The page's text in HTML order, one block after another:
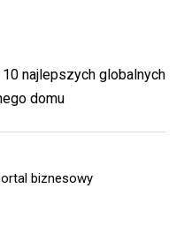
najlepszych globalnych
domu
biznesowy